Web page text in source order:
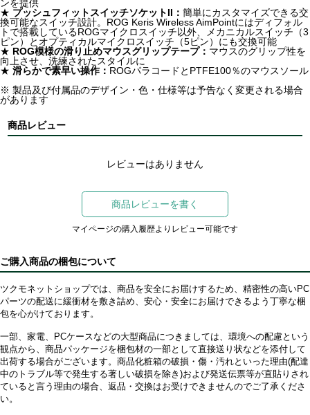
ンを提供
★ プッシュフィットスイッチソケットII： 簡単にカスタマイズできる交
換可能なスイッチ設計。ROG Keris Wireless AimPointにはディフォル
トで搭載しているROGマイクロスイッチ以外、メカニカルスイッチ（3
ピン）とオプティカルマイクロスイッチ（5ピン）にも交換可能
★ ROG模様の滑り止めマウスグリップテープ： マウスのグリップ性を
向上させ、洗練されたスタイルに
★ 滑らかで素早い操作： ROGパラコードとPTFE100％のマウスソール
※ 製品及び付属品のデザイン・色・仕様等は予告なく変更される場合
があります
商品レビュー
レビューはありません
商品レビューを書く
マイページの購入履歴よりレビュー可能です
ご購入商品の梱包について
ツクモネットショップでは、商品を安全にお届けするため、精密性の高いPC
パーツの配送に緩衝材を敷き詰め、安心・安全にお届けできるよう丁寧な梱
包を心がけております。
一部、家電、PCケースなどの大型商品につきましては、環境への配慮という
観点から、商品パッケージを梱包材の一部として直接送り状などを添付して
出荷する場合がございます。商品化粧箱の破損・傷・汚れといった理由(配達
中のトラブル等で発生する著しい破損を除き)および発送伝票等が直貼りされ
ていると言う理由の場合、返品・交換はお受けできませんのでご了承くださ
い。